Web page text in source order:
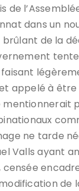
de
dans un
brûlant de la
appelé à être
mentionnerait
ne tarde
Valls ayant
censée
de